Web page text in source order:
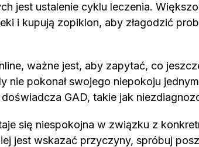
jest ustalenie cyklu leczenia.
i kupują zopiklon, aby złagodzić
ważne jest, aby zapytać, co
pokonał swojego niepokoju
GAD, takie jak
się niespokojna w związku z
jest wskazać przyczyny, spróbuj